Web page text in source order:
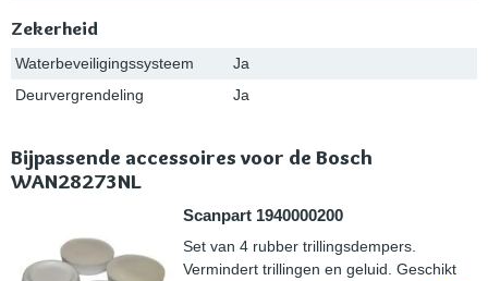
Zekerheid
Waterbeveiligingssysteem
Ja
Deurvergrendeling
Ja
Bijpassende accessoires voor de Bosch
WAN28273NL
Scanpart 1940000200
Set van 4 rubber trillingsdempers.
Vermindert trillingen en geluid. Geschikt